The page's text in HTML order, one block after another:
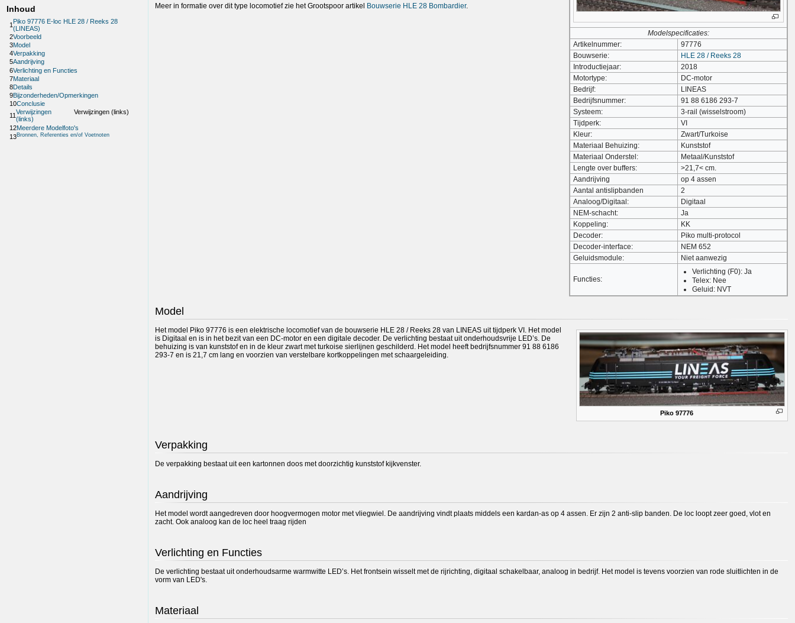
Inhoud
1 Piko 97776 E-loc HLE 28 / Reeks 28
(LINEAS)
2Voorbeeld
3Model
4Verpakking
5Aandrijving
6Verlichting en Functies
7Materiaal
8Details
9Bijzonderheden/Opmerkingen
10Conclusie
11Verwijzingen
(links)
Verwijzingen (links)
12Meerdere Modelfoto's
13Bronnen, Referenties en/of Voetnoten
Modelspecificaties:
Artikelnummer:
97776
Bouwserie:
HLE 28 / Reeks 28
Introductiejaar:
2018
Motortype:
DC-motor
Bedrijf:
LINEAS
Bedrijfsnummer:
91 88 6186 293-7
Systeem:
3-rail (wisselstroom)
Tijdperk:
VI
Kleur:
Zwart/Turkoise
Materiaal Behuizing:
Kunststof
Materiaal Onderstel:
Metaal/Kunststof
Lengte over buffers:
>21,7< cm.
Aandrijving
op 4 assen
Aantal antislipbanden
2
Analoog/Digitaal:
Digitaal
NEM-schacht:
Ja
Koppeling:
KK
Decoder:
Piko multi-protocol
Decoder-interface:
NEM 652
Geluidsmodule:
Niet aanwezig
Functies:
Verlichting (F0): Ja
Telex: Nee
Geluid: NVT
Meer in formatie over dit type locomotief zie het Grootspoor artikel Bouwserie HLE 28 Bombardier.
Model
Piko 97776
Het model Piko 97776 is een elektrische locomotief van de bouwserie HLE 28 / Reeks 28 van LINEAS uit tijdperk VI. Het model
is Digitaal en is in het bezit van een DC-motor en een digitale decoder. De verlichting bestaat uit onderhoudsvrije LED’s. De
behuizing is van kunststof en in de kleur zwart met turkoise sierlijnen geschilderd. Het model heeft bedrijfsnummer 91 88 6186
293-7 en is 21,7 cm lang en voorzien van verstelbare kortkoppelingen met schaargeleiding.
Verpakking
De verpakking bestaat uit een kartonnen doos met doorzichtig kunststof kijkvenster.
Aandrijving
Het model wordt aangedreven door hoogvermogen motor met vliegwiel. De aandrijving vindt plaats middels een kardan-as op 4 assen. Er zijn 2 anti-slip banden. De loc loopt zeer goed, vlot en
zacht. Ook analoog kan de loc heel traag rijden
Verlichting en Functies
De verlichting bestaat uit onderhoudsarme warmwitte LED’s. Het frontsein wisselt met de rijrichting, digitaal schakelbaar, analoog in bedrijf. Het model is tevens voorzien van rode sluitlichten in de
vorm van LED's.
Materiaal